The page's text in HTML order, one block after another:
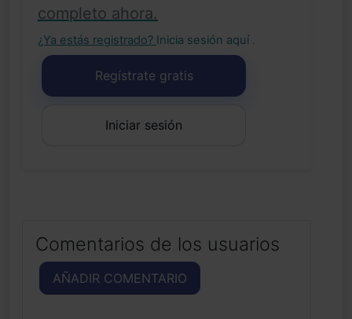
completo ahora.
¿Ya estás registrado? Inicia sesión aquí .
Regístrate gratis
Iniciar sesión
Comentarios de los usuarios
AÑADIR COMENTARIO